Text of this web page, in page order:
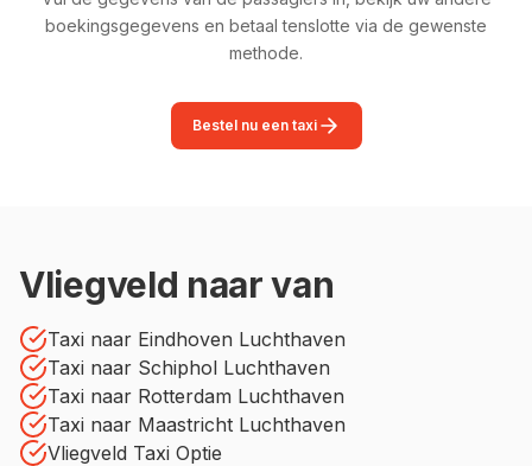
boekingsgegevens en betaal tenslotte via de gewenste
methode.
Bestel nu een taxi
Vliegveld naar van
Taxi naar Eindhoven Luchthaven
Taxi naar Schiphol Luchthaven
Taxi naar Rotterdam Luchthaven
Taxi naar Maastricht Luchthaven
Vliegveld Taxi Optie